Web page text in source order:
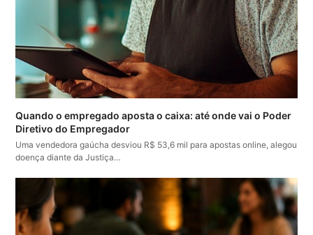
Quando o empregado aposta o caixa: até onde vai o Poder
Diretivo do Empregador
Uma vendedora gaúcha desviou R$ 53,6 mil para apostas online, alegou
doença diante da Justiça…